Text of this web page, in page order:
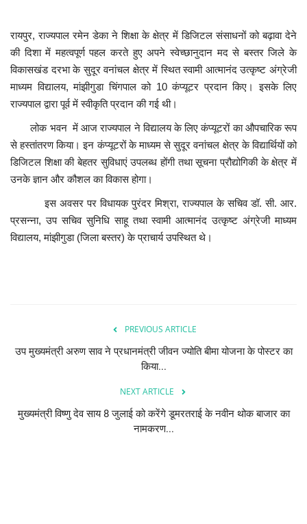
मनोरंजन
बिजनेस
राशिफल
संपर्क
रायपुर, राज्यपाल रमेन डेका ने शिक्षा के क्षेत्र में डिजिटल संसाधनों को बढ़ावा देने
की दिशा में महत्वपूर्ण पहल करते हुए अपने स्वेच्छानुदान मद से बस्तर जिले के
विकासखंड दरभा के सुदूर वनांचल क्षेत्र में स्थित स्वामी आत्मानंद उत्कृष्ट अंग्रेजी
माध्यम विद्यालय, मांझीगुडा चिंगपाल को 10 कंप्यूटर प्रदान किए। इसके लिए
राज्यपाल द्वारा पूर्व में स्वीकृति प्रदान की गई थी।
लोक भवन में आज राज्यपाल ने विद्यालय के लिए कंप्यूटरों का औपचारिक रूप
से हस्तांतरण किया। इन कंप्यूटरों के माध्यम से सुदूर वनांचल क्षेत्र के विद्यार्थियों को
डिजिटल शिक्षा की बेहतर सुविधाएं उपलब्ध होंगी तथा सूचना प्रौद्योगिकी के क्षेत्र में
उनके ज्ञान और कौशल का विकास होगा।
इस अवसर पर विधायक पुरंदर मिश्रा, राज्यपाल के सचिव डॉ. सी. आर.
प्रसन्ना, उप सचिव सुनिधि साहू तथा स्वामी आत्मानंद उत्कृष्ट अंग्रेजी माध्यम
विद्यालय, मांझीगुडा (जिला बस्तर) के प्राचार्य उपस्थित थे।
PREVIOUS ARTICLE
उप मुख्यमंत्री अरुण साव ने प्रधानमंत्री जीवन ज्योति बीमा योजना के पोस्टर का
किया...
NEXT ARTICLE
मुख्यमंत्री विष्णु देव साय 8 जुलाई को करेंगे डूमरतराई के नवीन थोक बाजार का
नामकरण...